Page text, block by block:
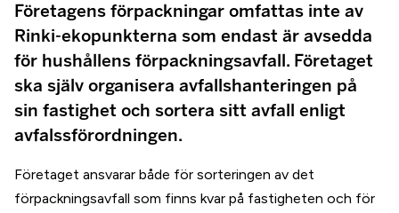
Företagens förpackningar omfattas inte av
Rinki-ekopunkterna som endast är avsedda
för hushållens förpackningsavfall. Företaget
ska själv organisera avfallshanteringen på
sin fastighet och sortera sitt avfall enligt
avfalssförordningen.
Företaget ansvarar både för sorteringen av det
förpackningsavfall som finns kvar på fastigheten och för